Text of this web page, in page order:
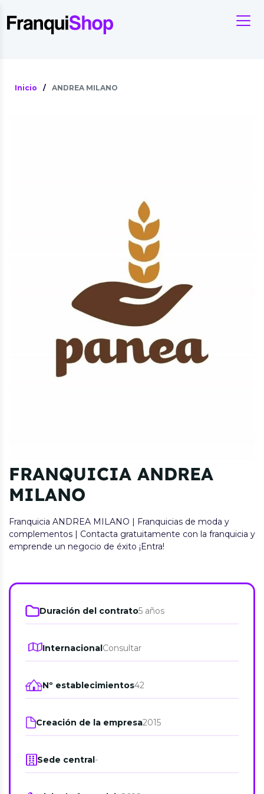
Inicio / ANDREA MILANO
FRANQUICIA ANDREA
MILANO
Franquicia ANDREA MILANO | Franquicias de moda y
complementos | Contacta gratuitamente con la franquicia y
emprende un negocio de éxito ¡Entra!
Duración del contrato5 años
InternacionalConsultar
Nº establecimientos42
Creación de la empresa2015
Sede central-